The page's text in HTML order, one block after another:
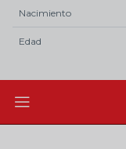
Nacimiento
Edad